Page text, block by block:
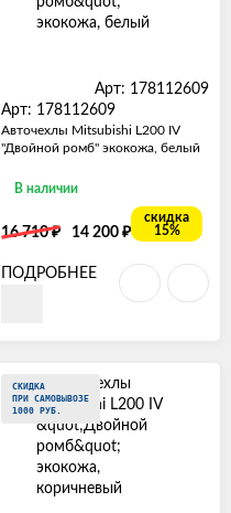
Арт: 178112609
Арт: 178112609
Авточехлы Mitsubishi L200 IV
"Двойной ромб" экокожа, белый
В наличии
16 710₽ 14 200 ₽
скидка
15%
ПОДРОБНЕЕ
СКИДКА
ПРИ САМОВЫВОЗЕ
1000 РУБ.